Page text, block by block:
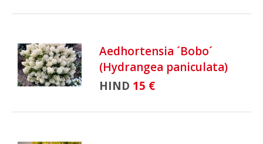
Aedhortensia ´Bobo´
(Hydrangea paniculata)
HIND 15 €